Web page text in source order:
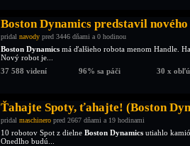
Boston Dynamics predstavil
pridal navody pred 3446 dňami a 0 hodinou
Boston Dynamics má ďalšieho robota menom Handle.
Nový robot je...
37 588 videní
96% sa páči 30 x
Ťahajte Spoty, ťahajte! (Boston
pridal maschinero pred 2667 dňami a 19 hodinami
10 robotov Spot z dielne Boston Dynamics utiahlo
Onedlho budú...